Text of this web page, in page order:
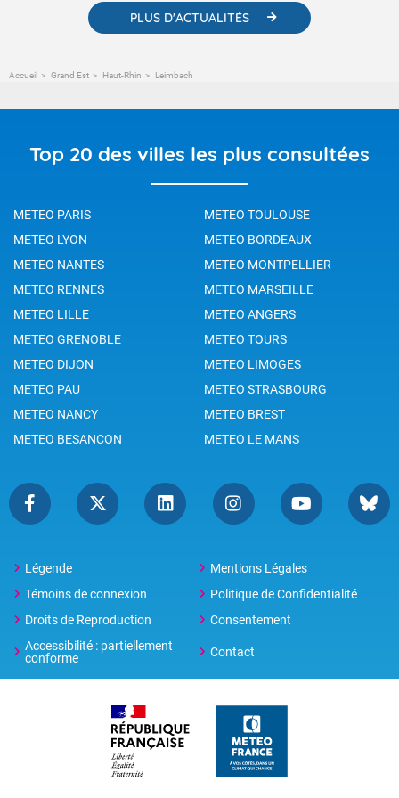
PLUS D'ACTUALITÉS
Accueil Grand Est Haut-Rhin Leimbach
Top 20 des villes les plus consultées
METEO PARIS
METEO TOULOUSE
METEO LYON
METEO BORDEAUX
METEO NANTES
METEO MONTPELLIER
METEO RENNES
METEO MARSEILLE
METEO LILLE
METEO ANGERS
METEO GRENOBLE
METEO TOURS
METEO DIJON
METEO LIMOGES
METEO PAU
METEO STRASBOURG
METEO NANCY
METEO BREST
METEO BESANCON
METEO LE MANS
Légende
Mentions Légales
Témoins de connexion
Politique de Confidentialité
Droits de Reproduction
Consentement
Accessibilité : partiellement
conforme
Contact